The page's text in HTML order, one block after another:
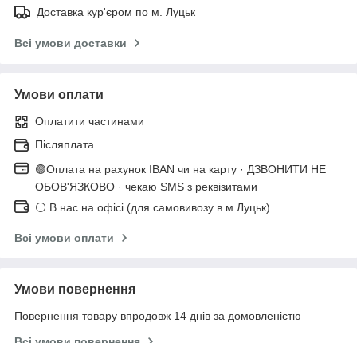
Доставка кур'єром по м. Луцьк
Всі умови доставки
Умови оплати
Оплатити частинами
Післяплата
🟢Оплата на рахунок IBAN чи на карту · ДЗВОНИТИ НЕ
ОБОВ'ЯЗКОВО · чекаю SMS з реквізитами
⚪ В нас на офісі (для самовивозу в м.Луцьк)
Всі умови оплати
Умови повернення
Повернення товару впродовж 14 днів за домовленістю